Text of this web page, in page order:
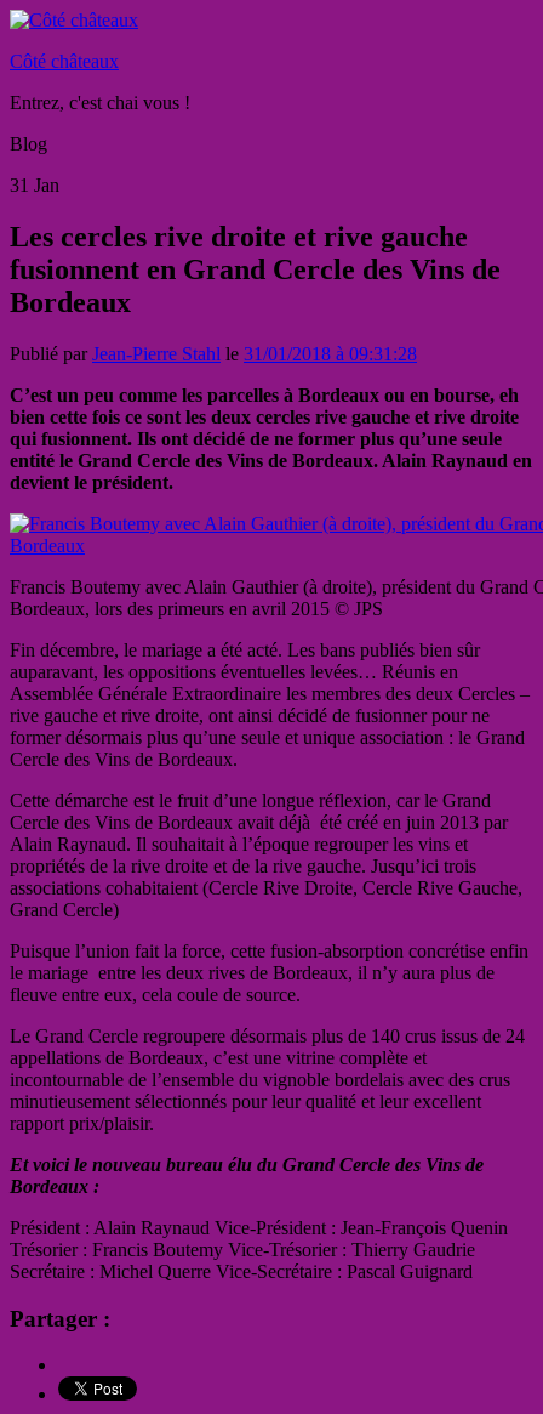
Côté châteaux
Entrez, c'est chai vous !
Blog
31 Jan
Les cercles rive droite et rive gauche
fusionnent en Grand Cercle des Vins de
Bordeaux
Publié parJean-Pierre Stahl le 31/01/2018 à 09:31:28
C’est un peu comme les parcelles à Bordeaux ou en bourse, eh
bien cette fois ce sont les deux cercles rive gauche et rive droite
qui fusionnent. Ils ont décidé de ne former plus qu’une seule
entité le Grand Cercle des Vins de Bordeaux. Alain Raynaud en
devient le président.
Francis Boutemy avec Alain Gauthier (à droite), président du Grand
Bordeaux, lors des primeurs en avril 2015 © JPS
Fin décembre, le mariage a été acté. Les bans publiés bien sûr
auparavant, les oppositions éventuelles levées… Réunis en
Assemblée Générale Extraordinaire les membres des deux Cercles –
rive gauche et rive droite, ont ainsi décidé de fusionner pour ne
former désormais plus qu’une seule et unique association : le Grand
Cercle des Vins de Bordeaux.
Cette démarche est le fruit d’une longue réflexion, car le Grand
Cercle des Vins de Bordeaux avait déjà été créé en juin 2013 par
Alain Raynaud. Il souhaitait à l’époque regrouper les vins et
propriétés de la rive droite et de la rive gauche. Jusqu’ici trois
associations cohabitaient (Cercle Rive Droite, Cercle Rive Gauche,
Grand Cercle)
Puisque l’union fait la force, cette fusion-absorption concrétise enfin
le mariage entre les deux rives de Bordeaux, il n’y aura plus de
fleuve entre eux, cela coule de source.
Le Grand Cercle regroupere désormais plus de 140 crus issus de 24
appellations de Bordeaux, c’est une vitrine complète et
incontournable de l’ensemble du vignoble bordelais avec des crus
minutieusement sélectionnés pour leur qualité et leur excellent
rapport prix/plaisir.
Et voici le nouveau bureau élu du Grand Cercle des Vins de
Bordeaux :
Président : Alain Raynaud Vice-Président : Jean-François Quenin
Trésorier : Francis Boutemy Vice-Trésorier : Thierry Gaudrie
Secrétaire : Michel Querre Vice-Secrétaire : Pascal Guignard
Partager :